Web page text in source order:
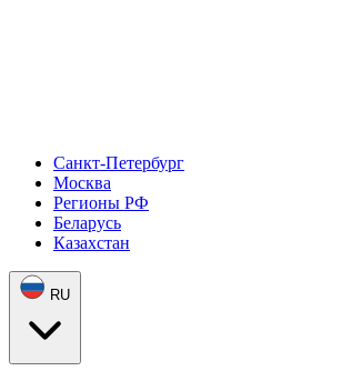
Санкт-Петербург
Москва
Регионы РФ
Беларусь
Казахстан
RU